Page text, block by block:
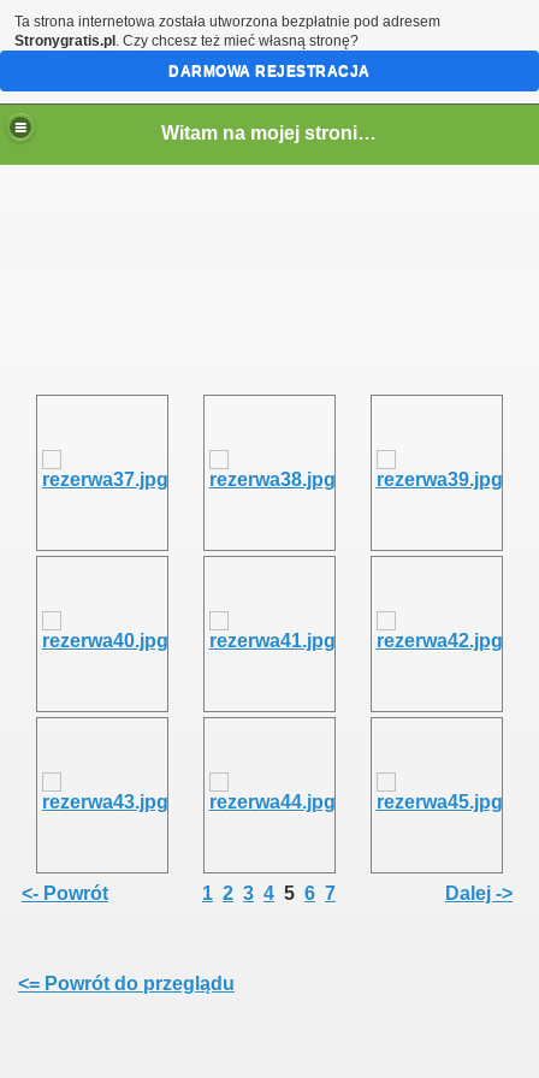
Witam na mojej stronie - Marcin SQ5LTA
<- Powrót 1 2 3 4 5 6 7 Dalej ->
<= Powrót do przeglądu
Ta strona internetowa została utworzona bezpłatnie pod adresem
Stronygratis.pl . Czy chcesz też mieć własną stronę?
DARMOWA REJESTRACJA